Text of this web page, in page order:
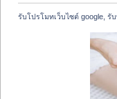
รับโปรโมทเว็บไซต์ google, รั